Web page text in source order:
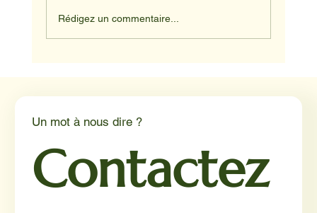
Rédigez un commentaire...
Un mot à nous dire ?
Contactez